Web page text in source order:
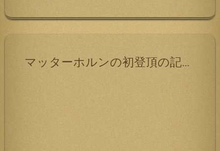
ン
マッターホルンの初登頂の記録です